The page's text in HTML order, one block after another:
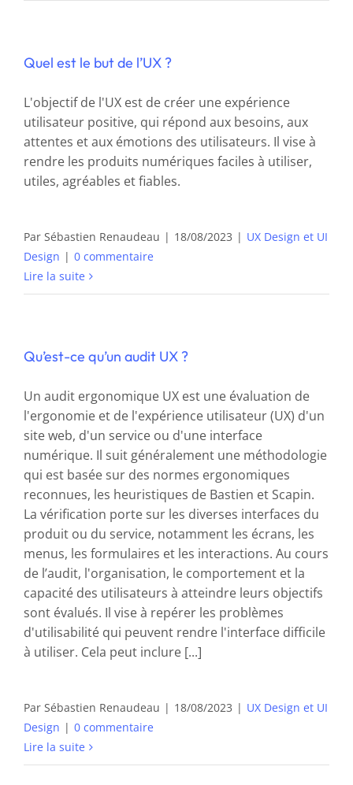
Quel est le but de l’UX ?
L'objectif de l'UX est de créer une expérience
utilisateur positive, qui répond aux besoins, aux
attentes et aux émotions des utilisateurs. Il vise à
rendre les produits numériques faciles à utiliser,
utiles, agréables et fiables.
Par Sébastien Renaudeau | 18/08/2023 | UX Design et UI
Design | 0 commentaire
Lire la suite
Qu’est-ce qu’un audit UX ?
Un audit ergonomique UX est une évaluation de
l'ergonomie et de l'expérience utilisateur (UX) d'un
site web, d'un service ou d'une interface
numérique. Il suit généralement une méthodologie
qui est basée sur des normes ergonomiques
reconnues, les heuristiques de Bastien et Scapin.
La vérification porte sur les diverses interfaces du
produit ou du service, notamment les écrans, les
menus, les formulaires et les interactions. Au cours
de l’audit, l'organisation, le comportement et la
capacité des utilisateurs à atteindre leurs objectifs
sont évalués. Il vise à repérer les problèmes
d'utilisabilité qui peuvent rendre l'interface difficile
à utiliser. Cela peut inclure [...]
Par Sébastien Renaudeau | 18/08/2023 | UX Design et UI
Design | 0 commentaire
Lire la suite